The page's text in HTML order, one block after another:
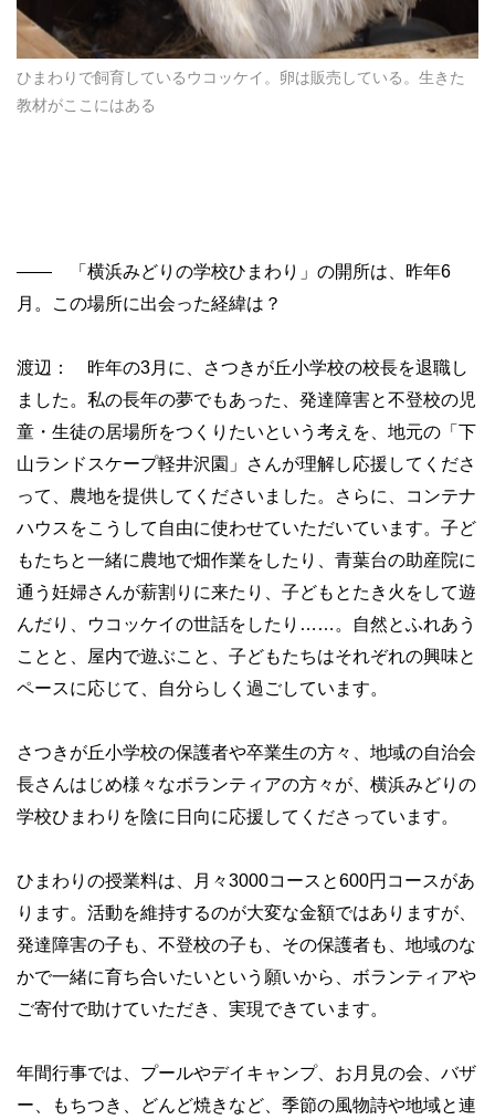
ひまわりで飼育しているウコッケイ。卵は販売している。生きた
教材がここにはある
—— 「横浜みどりの学校ひまわり」の開所は、昨年6
月。この場所に出会った経緯は？
渡辺： 昨年の3月に、さつきが丘小学校の校長を退職し
ました。私の長年の夢でもあった、発達障害と不登校の児
童・生徒の居場所をつくりたいという考えを、地元の「下
山ランドスケープ軽井沢園」さんが理解し応援してくださ
って、農地を提供してくださいました。さらに、コンテナ
ハウスをこうして自由に使わせていただいています。子ど
もたちと一緒に農地で畑作業をしたり、青葉台の助産院に
通う妊婦さんが薪割りに来たり、子どもとたき火をして遊
んだり、ウコッケイの世話をしたり……。自然とふれあう
ことと、屋内で遊ぶこと、子どもたちはそれぞれの興味と
ペースに応じて、自分らしく過ごしています。
さつきが丘小学校の保護者や卒業生の方々、地域の自治会
長さんはじめ様々なボランティアの方々が、横浜みどりの
学校ひまわりを陰に日向に応援してくださっています。
ひまわりの授業料は、月々3000コースと600円コースがあ
ります。活動を維持するのが大変な金額ではありますが、
発達障害の子も、不登校の子も、その保護者も、地域のな
かで一緒に育ち合いたいという願いから、ボランティアや
ご寄付で助けていただき、実現できています。
年間行事では、プールやデイキャンプ、お月見の会、バザ
ー、もちつき、どんど焼きなど、季節の風物詩や地域と連